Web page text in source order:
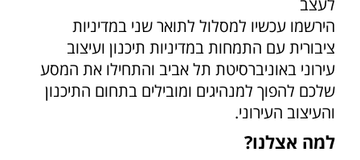
לעצב
הירשמו עכשיו למסלול לתואר שני במדיניות
ציבורית עם התמחות במדיניות תיכנון ועיצוב
עירוני באוניברסיטת תל אביב והתחילו את המסע
שלכם להפוך למנהיגים ומובילים בתחום התיכנון
והעיצוב העירוני.
למה אצלנו?